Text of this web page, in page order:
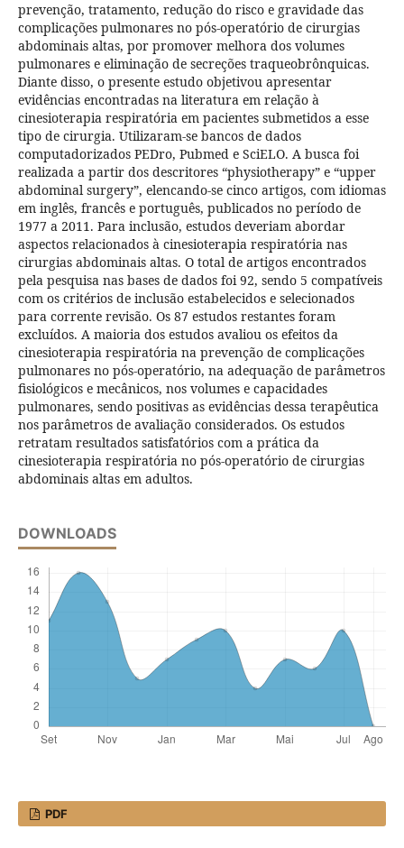
prevenção, tratamento, redução do risco e gravidade das
complicações pulmonares no pós-operatório de cirurgias
abdominais altas, por promover melhora dos volumes
pulmonares e eliminação de secreções traqueobrônquicas.
Diante disso, o presente estudo objetivou apresentar
evidências encontradas na literatura em relação à
cinesioterapia respiratória em pacientes submetidos a esse
tipo de cirurgia. Utilizaram-se bancos de dados
computadorizados PEDro, Pubmed e SciELO. A busca foi
realizada a partir dos descritores “physiotherapy” e “upper
abdominal surgery”, elencando-se cinco artigos, com idiomas
em inglês, francês e português, publicados no período de
1977 a 2011. Para inclusão, estudos deveriam abordar
aspectos relacionados à cinesioterapia respiratória nas
cirurgias abdominais altas. O total de artigos encontrados
pela pesquisa nas bases de dados foi 92, sendo 5 compatíveis
com os critérios de inclusão estabelecidos e selecionados
para corrente revisão. Os 87 estudos restantes foram
excluídos. A maioria dos estudos avaliou os efeitos da
cinesioterapia respiratória na prevenção de complicações
pulmonares no pós-operatório, na adequação de parâmetros
fisiológicos e mecânicos, nos volumes e capacidades
pulmonares, sendo positivas as evidências dessa terapêutica
nos parâmetros de avaliação considerados. Os estudos
retratam resultados satisfatórios com a prática da
cinesioterapia respiratória no pós-operatório de cirurgias
abdominais altas em adultos.
DOWNLOADS
PDF